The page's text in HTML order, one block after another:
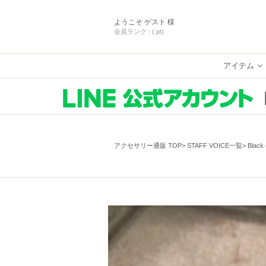
ようこそ ゲスト 様
会員ランク : ( pt)
アイテム
アクセサリー通販 TOP STAFF VOICE一覧 Black